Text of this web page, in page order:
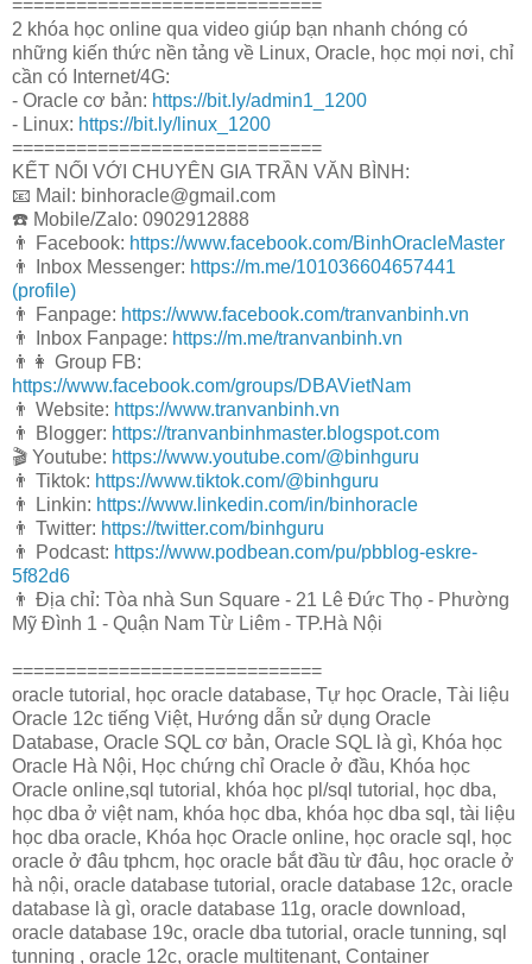
=============================
2 khóa học online qua video giúp bạn nhanh chóng có
những kiến thức nền tảng về Linux, Oracle, học mọi nơi, chỉ
cần có Internet/4G:
- Oracle cơ bản: https://bit.ly/admin1_1200
- Linux: https://bit.ly/linux_1200
=============================
KẾT NỐI VỚI CHUYÊN GIA TRẦN VĂN BÌNH:
📧 Mail: binhoracle@gmail.com
☎️ Mobile/Zalo: 0902912888
👨 Facebook: https://www.facebook.com/BinhOracleMaster
👨 Inbox Messenger: https://m.me/101036604657441
(profile)
👨 Fanpage: https://www.facebook.com/tranvanbinh.vn
👨 Inbox Fanpage: https://m.me/tranvanbinh.vn
👨👩 Group FB:
https://www.facebook.com/groups/DBAVietNam
👨 Website: https://www.tranvanbinh.vn
👨 Blogger: https://tranvanbinhmaster.blogspot.com
🎬 Youtube: https://www.youtube.com/@binhguru
👨 Tiktok: https://www.tiktok.com/@binhguru
👨 Linkin: https://www.linkedin.com/in/binhoracle
👨 Twitter: https://twitter.com/binhguru
👨 Podcast: https://www.podbean.com/pu/pbblog-eskre-
5f82d6
👨 Địa chỉ: Tòa nhà Sun Square - 21 Lê Đức Thọ - Phường
Mỹ Đình 1 - Quận Nam Từ Liêm - TP.Hà Nội
=============================
oracle tutorial, học oracle database, Tự học Oracle, Tài liệu
Oracle 12c tiếng Việt, Hướng dẫn sử dụng Oracle
Database, Oracle SQL cơ bản, Oracle SQL là gì, Khóa học
Oracle Hà Nội, Học chứng chỉ Oracle ở đầu, Khóa học
Oracle online,sql tutorial, khóa học pl/sql tutorial, học dba,
học dba ở việt nam, khóa học dba, khóa học dba sql, tài liệu
học dba oracle, Khóa học Oracle online, học oracle sql, học
oracle ở đâu tphcm, học oracle bắt đầu từ đâu, học oracle ở
hà nội, oracle database tutorial, oracle database 12c, oracle
database là gì, oracle database 11g, oracle download,
oracle database 19c, oracle dba tutorial, oracle tunning, sql
tunning , oracle 12c, oracle multitenant, Container